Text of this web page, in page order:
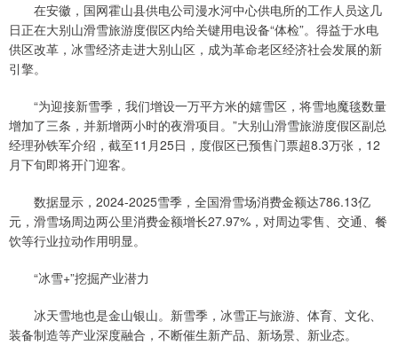
在安徽，国网霍山县供电公司漫水河中心供电所的工作人员这几
日正在大别山滑雪旅游度假区内给关键用电设备“体检”。得益于水电
供区改革，冰雪经济走进大别山区，成为革命老区经济社会发展的新
引擎。
“为迎接新雪季，我们增设一万平方米的嬉雪区，将雪地魔毯数量
增加了三条，并新增两小时的夜滑项目。”大别山滑雪旅游度假区副总
经理孙铁军介绍，截至11月25日，度假区已预售门票超8.3万张，12
月下旬即将开门迎客。
数据显示，2024-2025雪季，全国滑雪场消费金额达786.13亿
元，滑雪场周边两公里消费金额增长27.97%，对周边零售、交通、餐
饮等行业拉动作用明显。
“冰雪+”挖掘产业潜力
冰天雪地也是金山银山。新雪季，冰雪正与旅游、体育、文化、
装备制造等产业深度融合，不断催生新产品、新场景、新业态。